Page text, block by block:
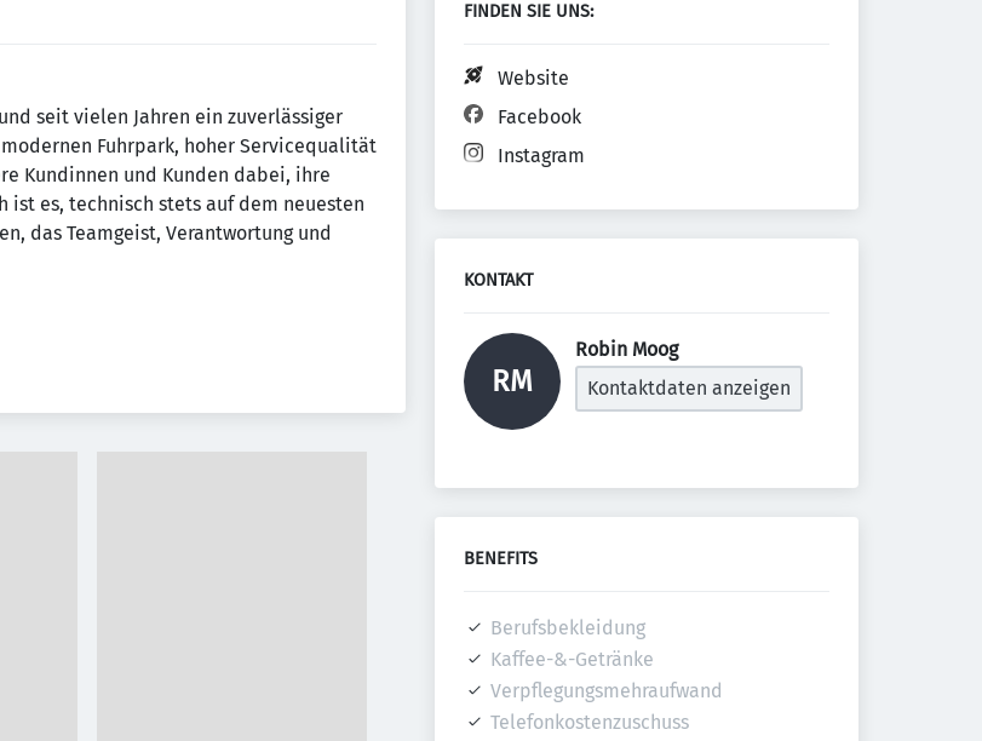
seit vielen Jahren ein zuverlässiger
Fuhrpark, hoher Servicequalität
Kundinnen und Kunden dabei, ihre
ist es, technisch stets auf dem neuesten
das Teamgeist, Verantwortung und
FINDEN SIE UNS:
Website
Facebook
Instagram
KONTAKT
RM
Robin Moog
Kontaktdaten anzeigen
BENEFITS
Berufsbekleidung
Kaffee-&-Getränke
Verpflegungsmehraufwand
Telefonkostenzuschuss